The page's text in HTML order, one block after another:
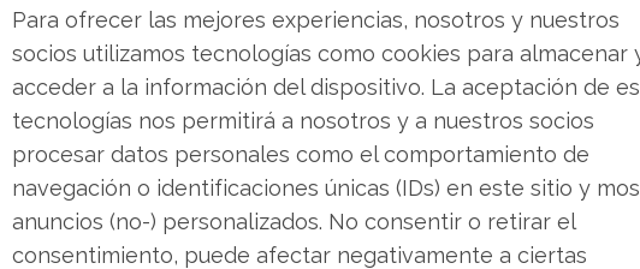
Para ofrecer las mejores experiencias, nosotros y nuestros
socios utilizamos tecnologías como cookies para almacenar
acceder a la información del dispositivo. La aceptación de
tecnologías nos permitirá a nosotros y a nuestros socios
procesar datos personales como el comportamiento de
navegación o identificaciones únicas (IDs) en este sitio y
anuncios (no-) personalizados. No consentir o retirar el
consentimiento, puede afectar negativamente a ciertas
de la estrategia corporativa
a una lógica empresarial fundamentada en la
división representa el segmento más rentable del
con Azure de Microsoft y Google Cloud por el
en la nube e inteligencia artificial. La
más avanzados de Nvidia se ha convertido en un